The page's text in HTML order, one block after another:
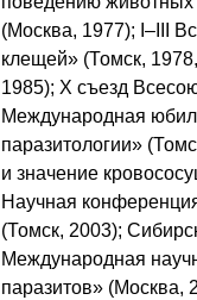
(Москва, 1977); I–III
клещей» (Томск,
1985); X съезд
Международная
паразитологии»
и значение
Научная
(Томск, 2003);
Международная
паразитов» (Москва,